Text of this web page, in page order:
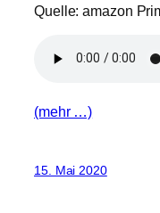
Quelle: amazon
(mehr …)
15. Mai 2020